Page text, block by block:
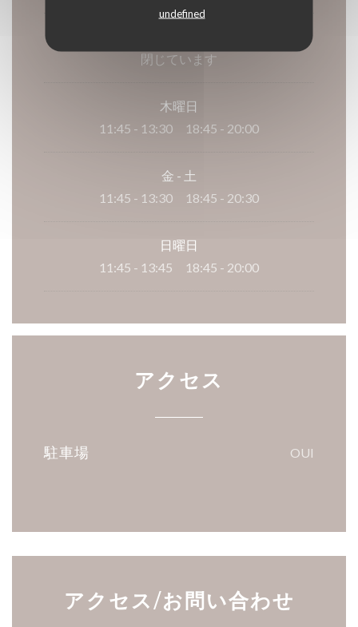
undefined
閉じています
木曜日
11:45 - 13:30
18:45 - 20:00
金 - 土
11:45 - 13:30
18:45 - 20:30
日曜日
11:45 - 13:45
18:45 - 20:00
アクセス
駐車場 OUI
アクセス/お問い合わせ